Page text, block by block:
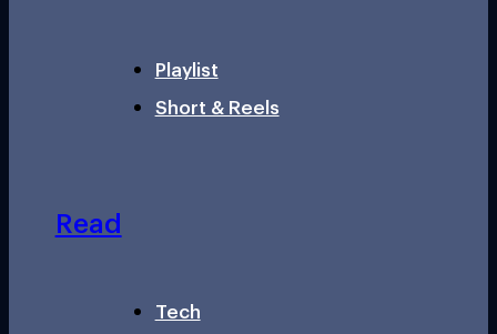
Playlist
Short & Reels
Read
Tech